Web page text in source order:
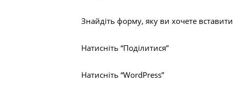
Знайдіть форму, яку ви хочете вставити
Натисніть “Поділитися”
Натисніть “WordPress”